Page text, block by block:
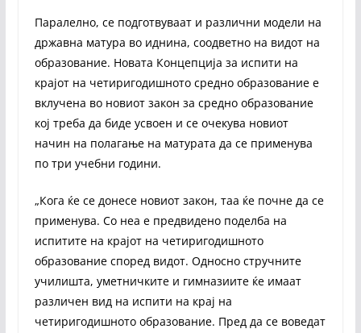
Паралелно, се подготвуваат и различни модели на
државна матура во иднина, соодветно на видот на
образование. Новата Концепција за испити на
крајот на четиригодишното средно образование е
вклучена во новиот закон за средно образование
кој треба да биде усвоен и се очекува новиот
начин на полагање на матурата да се применува
по три учебни години.
„Кога ќе се донесе новиот закон, таа ќе почне да се
применува. Со неа е предвидено поделба на
испитите на крајот на четиригодишното
образование според видот. Односно стручните
училишта, уметничките и гимназиите ќе имаат
различен вид на испити на крај на
четиригодишното образование. Пред да се воведат